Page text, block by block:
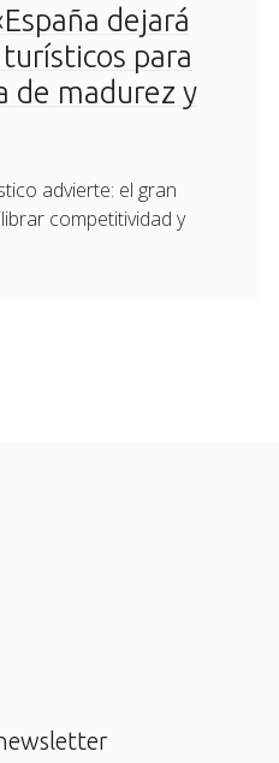
dejará
para
de madurez y
advierte: el gran
competitividad y